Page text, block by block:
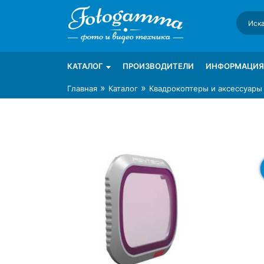
Интернет-магазин фототехники Foto-
Магазин фотоаксессуаров foto-gamma.ru
КАТАЛОГ ПРОИЗВОДИТЕЛИ ИНФОРМАЦИЯ
Главная » Каталог » Квадрокоптеры и аксессуары